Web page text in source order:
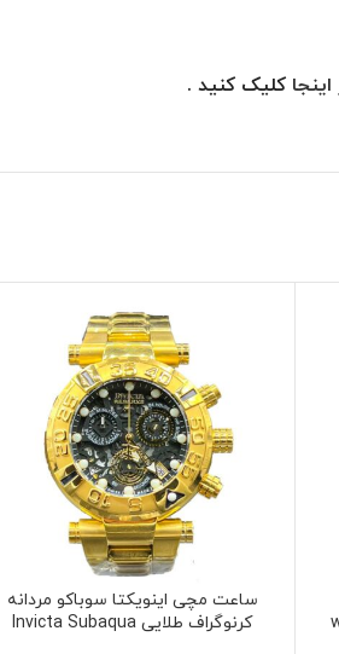
اینجا کلیک کنید .
ساعت مچی اینویکتا سوباکو مردانه
کرنوگراف طلایی Invicta Subaqua